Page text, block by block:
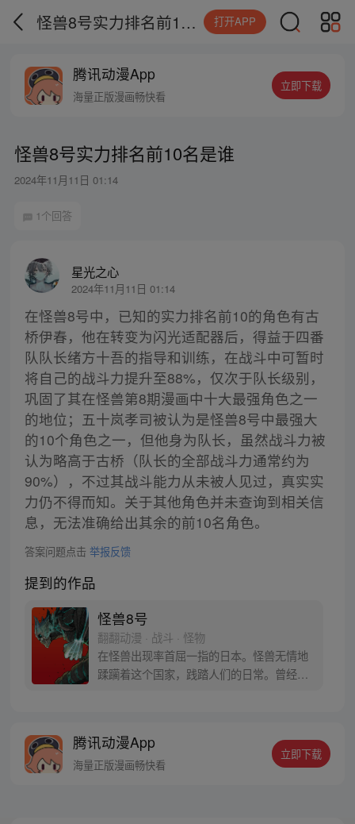
怪兽8号实力排名前10名是谁 打开APP
腾讯动漫App
海量正版漫画畅快看
立即下载
怪兽8号实力排名前10名是谁
2024年11月11日 01:14
1个回答
星光之心
2024年11月11日 01:14
在怪兽8号中，已知的实力排名前10的角色有古
桥伊春，他在转变为闪光适配器后，得益于四番
队队长绪方十吾的指导和训练，在战斗中可暂时
将自己的战斗力提升至88%，仅次于队长级别，
巩固了其在怪兽第8期漫画中十大最强角色之一
的地位；五十岚孝司被认为是怪兽8号中最强大
的10个角色之一，但他身为队长，虽然战斗力被
认为略高于古桥（队长的全部战斗力通常约为
90%），不过其战斗能力从未被人见过，真实实
力仍不得而知。关于其他角色并未查询到相关信
息，无法准确给出其余的前10名角色。
答案问题点击 举报反馈
提到的作品
怪兽8号
翻翻动漫 · 战斗 · 怪物
在怪兽出现率首屈一指的日本。怪兽无情地
蹂躏着这个国家，践踏人们的日常。曾经立
担任讨伐怪兽工作的日本防卫队将这样的他
称作“怪兽8号”。
腾讯动漫App
海量正版漫画畅快看
立即下载